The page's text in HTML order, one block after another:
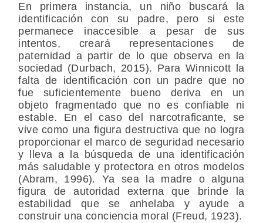
En primera instancia, un niño buscará la
identificación con su padre, pero si este
permanece inaccesible a pesar de sus
intentos, creará representaciones de
paternidad a partir de lo que observa en la
sociedad (Durbach, 2015). Para Winnicott la
falta de identificación con un padre que no
fue suficientemente bueno deriva en un
objeto fragmentado que no es confiable ni
estable. En el caso del narcotraficante, se
vive como una figura destructiva que no logra
proporcionar el marco de seguridad necesario
y lleva a la búsqueda de una identificación
más saludable y protectora en otros modelos
(Abram, 1996). Ya sea la madre o alguna
figura de autoridad externa que brinde la
estabilidad que se anhelaba y ayude a
construir una conciencia moral (Freud, 1923).